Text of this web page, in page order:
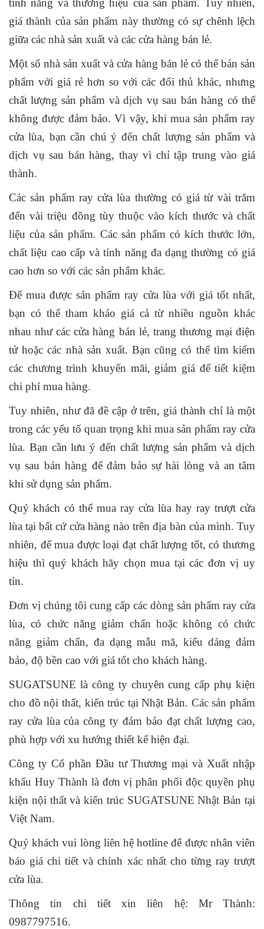
tính năng và thương hiệu của sản phẩm. Tuy nhiên,
giá thành của sản phẩm này thường có sự chênh lệch
giữa các nhà sản xuất và các cửa hàng bán lẻ.
Một số nhà sản xuất và cửa hàng bán lẻ có thể bán sản
phẩm với giá rẻ hơn so với các đối thủ khác, nhưng
chất lượng sản phẩm và dịch vụ sau bán hàng có thể
không được đảm bảo. Vì vậy, khi mua sản phẩm ray
cửa lùa, bạn cần chú ý đến chất lượng sản phẩm và
dịch vụ sau bán hàng, thay vì chỉ tập trung vào giá
thành.
Các sản phẩm ray cửa lùa thường có giá từ vài trăm
đến vài triệu đồng tùy thuộc vào kích thước và chất
liệu của sản phẩm. Các sản phẩm có kích thước lớn,
chất liệu cao cấp và tính năng đa dạng thường có giá
cao hơn so với các sản phẩm khác.
Để mua được sản phẩm ray cửa lùa với giá tốt nhất,
bạn có thể tham khảo giá cả từ nhiều nguồn khác
nhau như các cửa hàng bán lẻ, trang thương mại điện
tử hoặc các nhà sản xuất. Bạn cũng có thể tìm kiếm
các chương trình khuyến mãi, giảm giá để tiết kiệm
chi phí mua hàng.
Tuy nhiên, như đã đề cập ở trên, giá thành chỉ là một
trong các yếu tố quan trọng khi mua sản phẩm ray cửa
lùa. Bạn cần lưu ý đến chất lượng sản phẩm và dịch
vụ sau bán hàng để đảm bảo sự hài lòng và an tâm
khi sử dụng sản phẩm.
Quý khách có thể mua ray cửa lùa hay ray trượt cửa
lùa tại bất cứ cửa hàng nào trên địa bàn của mình. Tuy
nhiên, để mua được loại đạt chất lượng tốt, có thương
hiệu thì quý khách hãy chọn mua tại các đơn vị uy
tín.
Đơn vị chúng tôi cung cấp các dòng sản phẩm ray cửa
lùa, có chức năng giảm chấn hoặc không có chức
năng giảm chấn, đa dạng mẫu mã, kiểu dáng đảm
bảo, độ bền cao với giá tốt cho khách hàng.
SUGATSUNE là công ty chuyên cung cấp phụ kiện
cho đồ nội thất, kiến trúc tại Nhật Bản. Các sản phẩm
ray cửa lùa của công ty đảm bảo đạt chất lượng cao,
phù hợp với xu hướng thiết kế hiện đại.
Công ty Cổ phần Đầu tư Thương mại và Xuất nhập
khẩu Huy Thành là đơn vị phân phối độc quyền phụ
kiện nội thất và kiến trúc SUGATSUNE Nhật Bản tại
Việt Nam.
Quý khách vui lòng liên hệ hotline để được nhân viên
báo giá chi tiết và chính xác nhất cho từng ray trượt
cửa lùa.
Thông tin chi tiết xin liên hệ: Mr Thành:
0987797516.